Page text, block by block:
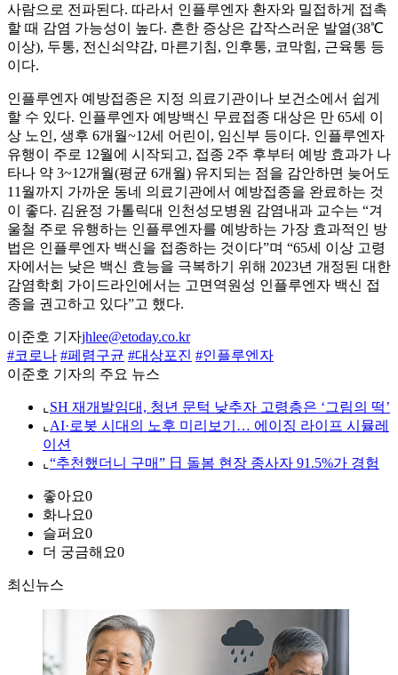
사람으로 전파된다. 따라서 인플루엔자 환자와 밀접하게 접촉
할 때 감염 가능성이 높다. 흔한 증상은 갑작스러운 발열(38℃
이상), 두통, 전신쇠약감, 마른기침, 인후통, 코막힘, 근육통 등
이다.
인플루엔자 예방접종은 지정 의료기관이나 보건소에서 쉽게
할 수 있다. 인플루엔자 예방백신 무료접종 대상은 만 65세 이
상 노인, 생후 6개월~12세 어린이, 임신부 등이다. 인플루엔자
유행이 주로 12월에 시작되고, 접종 2주 후부터 예방 효과가 나
타나 약 3~12개월(평균 6개월) 유지되는 점을 감안하면 늦어도
11월까지 가까운 동네 의료기관에서 예방접종을 완료하는 것
이 좋다. 김윤정 가톨릭대 인천성모병원 감염내과 교수는 “겨
울철 주로 유행하는 인플루엔자를 예방하는 가장 효과적인 방
법은 인플루엔자 백신을 접종하는 것이다”며 “65세 이상 고령
자에서는 낮은 백신 효능을 극복하기 위해 2023년 개정된 대한
감염학회 가이드라인에서는 고면역원성 인플루엔자 백신 접
종을 권고하고 있다”고 했다.
이준호 기자jhlee@etoday.co.kr
#코로나 #페렴구균 #대상포진 #인플루엔자
이준호 기자의 주요 뉴스
⌞ SH 재개발임대, 청년 문턱 낮추자 고령층은 ‘그림의 떡’
⌞ AI·로봇 시대의 노후 미리보기… 에이징 라이프 시뮬레
이션
⌞ “추천했더니 구매” 日 돌봄 현장 종사자 91.5%가 경험
좋아요0
화나요0
슬퍼요0
더 궁금해요0
최신뉴스